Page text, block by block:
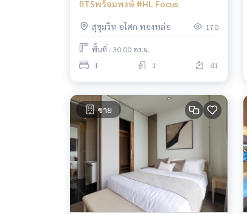
BTSพร้อมพงษ์ #HL Focus
สุขุมวิท อโศก ทองหล่อ 170
พื้นที่ : 30.00 ตร.ม.
1
1 41
ขาย